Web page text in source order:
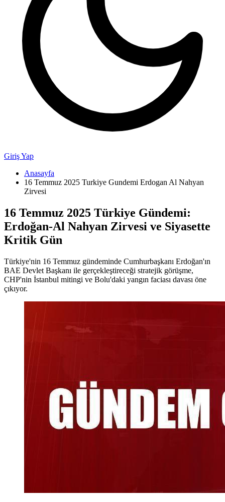
Giriş Yap
Anasayfa
16 Temmuz 2025 Turkiye Gundemi Erdogan Al Nahyan
Zirvesi
16 Temmuz 2025 Türkiye Gündemi:
Erdoğan-Al Nahyan Zirvesi ve Siyasette
Kritik Gün
Türkiye'nin 16 Temmuz gündeminde Cumhurbaşkanı Erdoğan'ın
BAE Devlet Başkanı ile gerçekleştireceği stratejik görüşme,
CHP'nin İstanbul mitingi ve Bolu'daki yangın faciası davası öne
çıkıyor.